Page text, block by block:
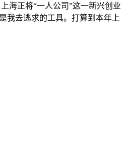
海正将“一人公司”这一新兴创业
我去逃求的工具。打算到本年上